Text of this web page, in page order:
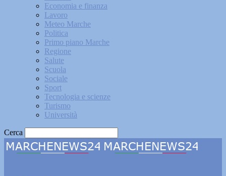
Economia e finanza
Lavoro
Meteo Marche
Politica
Primo piano Marche
Regione
Salute
Scuola
Sociale
Sport
Tecnologia e scienze
Turismo
Università
Cerca